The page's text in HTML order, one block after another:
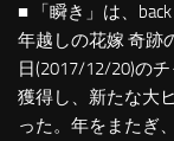
■ 「瞬き」は、
年越しの花嫁 奇跡
日(2017/12/20)の
獲得し、新たな大
った。年をまたぎ